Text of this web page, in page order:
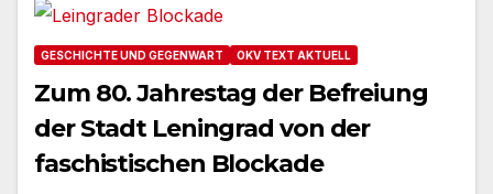
GESCHICHTE UND GEGENWART OKV TEXT AKTUELL
Zum 80. Jahrestag der Befreiung
der Stadt Leningrad von der
faschistischen Blockade